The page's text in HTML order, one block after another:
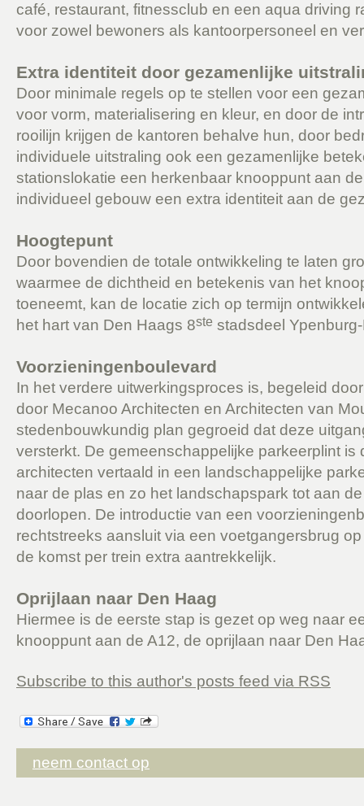
café, restaurant, fitnessclub en een aqua driving
voor zowel bewoners als kantoorpersoneel en
Extra identiteit door gezamenlijke
Door minimale regels op te stellen voor een
voor vorm, materialisering en kleur, en door de
rooilijn krijgen de kantoren behalve hun, door
individuele uitstraling ook een gezamenlijke
stationslokatie een herkenbaar knooppunt aan
individueel gebouw een extra identiteit aan de
Hoogtepunt
Door bovendien de totale ontwikkeling te laten
waarmee de dichtheid en betekenis van het
toeneemt, kan de locatie zich op termijn
het hart van Den Haags 8ste stadsdeel
Voorzieningenboulevard
In het verdere uitwerkingsproces is, begeleid
door Mecanoo Architecten en Architecten van
stedenbouwkundig plan gegroeid dat deze
versterkt. De gemeenschappelijke parkeerplint is
architecten vertaald in een landschappelijke
naar de plas en zo het landschapspark tot aan
doorlopen. De introductie van een
rechtstreeks aansluit via een voetgangersbrug
de komst per trein extra aantrekkelijk.
Oprijlaan naar Den Haag
Hiermee is de eerste stap is gezet op weg naar
knooppunt aan de A12, de oprijlaan naar Den
Subscribe to this author's posts feed via RSS
neem contact op